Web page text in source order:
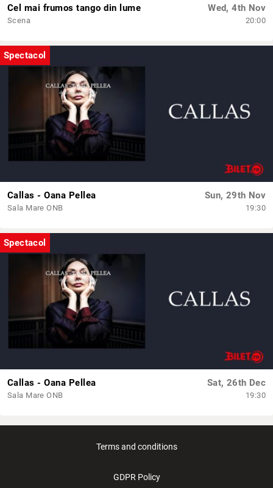
Cel mai frumos tango din lume
Scena
Wed, 4th Nov
20:00
Spectacol
Callas - Oana Pellea
Sala Mare ONB
Sun, 29th Nov
19:30
Spectacol
Callas - Oana Pellea
Sala Mare ONB
Sat, 26th Dec
19:30
Terms and conditions
GDPR Policy